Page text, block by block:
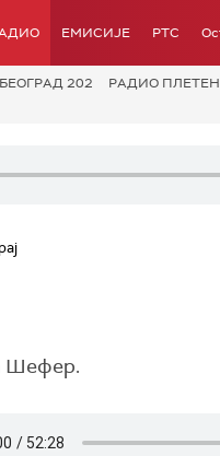
ЕМИСИЈЕ РТС
БЕОГРАД 202 РАДИО
Шефер.